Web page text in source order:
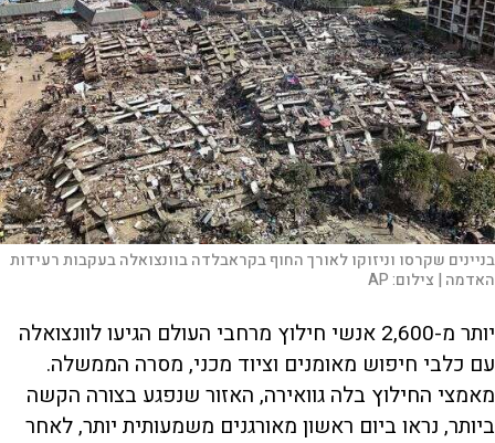
בניינים שקרסו וניזוקו לאורך החוף בקראבלדה בוונצואלה בעקבות רעידות
האדמה | צילום:AP
יותר מ-2,600 אנשי חילוץ מרחבי העולם הגיעו לוונצואלה
עם כלבי חיפוש מאומנים וציוד מכני, מסרה הממשלה.
מאמצי החילוץ בלה גוואירה, האזור שנפגע בצורה הקשה
ביותר, נראו ביום ראשון מאורגנים משמעותית יותר, לאחר